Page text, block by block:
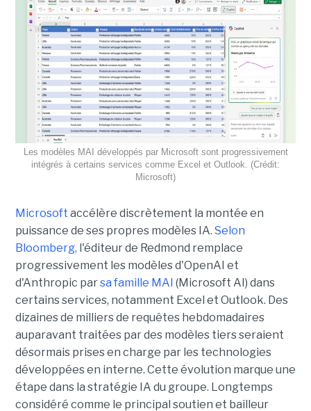
Les modèles MAI développés par Microsoft sont progressivement
intégrés à certains services comme Excel et Outlook. (Crédit:
Microsoft)
Microsoft accélère discrètement la montée en
puissance de ses propres modèles IA. Selon
Bloomberg, l'éditeur de Redmond remplace
progressivement les modèles d'OpenAI et
d'Anthropic parsa famille MAI (Microsoft AI) dans
certains services, notamment Excel et Outlook. Des
dizaines de milliers de requêtes hebdomadaires
auparavant traitées par des modèles tiers seraient
désormais prises en charge par les technologies
développées en interne. Cette évolution marque une
étape dans la stratégie IA du groupe. Longtemps
considéré comme le principal soutien et bailleur